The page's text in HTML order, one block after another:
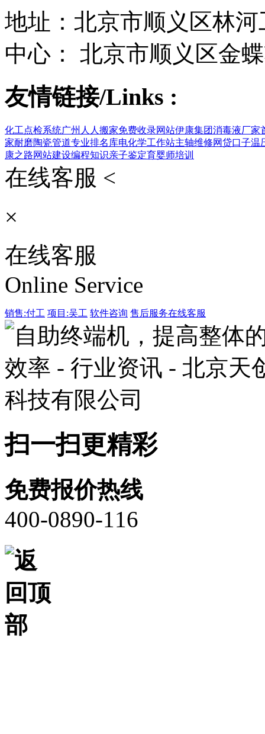
地址：北京市顺义区林
中心： 北京市顺义区金
友情链接/Links :
化工点检系统广州人人搬家免费收录网站伊康集团消毒液厂家
家耐磨陶瓷管道专业排名库电化学工作站主轴维修网贷口子温
康之路网站建设编程知识亲子鉴定育婴师培训
在线客服 <
×
在线客服
Online Service
销售:付工 项目:吴工 软件咨询 售后服务在线客服
扫一扫更精彩
免费报价热线
400-0890-116